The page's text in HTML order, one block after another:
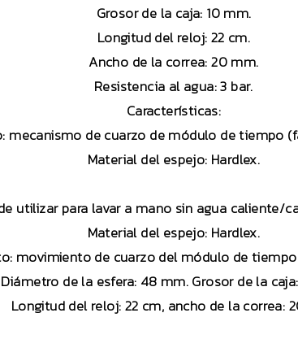
Grosor de la caja: 10 mm.
Longitud del reloj: 22 cm.
Ancho de la correa: 20 mm.
Resistencia al agua: 3 bar.
Características:
mecanismo de cuarzo de módulo de tiempo
Material del espejo: Hardlex.
utilizar para lavar a mano sin agua caliente/
Material del espejo: Hardlex.
movimiento de cuarzo del módulo de
Diámetro de la esfera: 48 mm. Grosor de la
Longitud del reloj: 22 cm, ancho de la correa: